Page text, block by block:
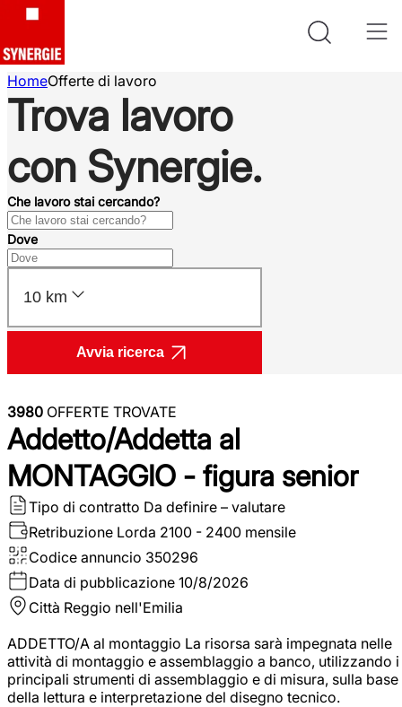
HomeOfferte di lavoro
Trova lavoro
con Synergie.
Che lavoro stai cercando?
Dove
10 km
Avvia ricerca
3980 OFFERTE TROVATE
Addetto/Addetta al
MONTAGGIO - figura senior
Tipo di contratto Da definire – valutare
Retribuzione Lorda 2100 - 2400 mensile
Codice annuncio 350296
Data di pubblicazione 10/8/2026
Città Reggio nell'Emilia
ADDETTO/A al montaggio La risorsa sarà impegnata nelle
attività di montaggio e assemblaggio a banco, utilizzando i
principali strumenti di assemblaggio e di misura, sulla base
della lettura e interpretazione del disegno tecnico.